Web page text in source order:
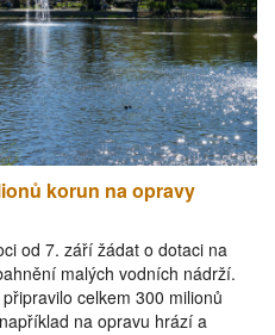
korun na opravy
od 7. září žádat o dotaci na
malých vodních nádrží.
celkem 300 milionů
na opravu hrází a